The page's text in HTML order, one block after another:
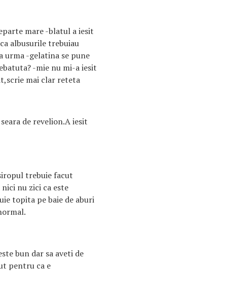
mare -blatul a iesit
albusurile trebuiau
urma -gelatina se pune
-mie nu mi-a iesit
mai clar reteta
de revelion.A iesit
trebuie facut
nu zici ca este
topita pe baie de aburi
bun dar sa aveti de
pentru ca e